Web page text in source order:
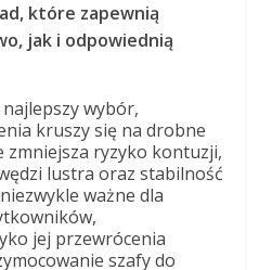
które zapewnią
jak i odpowiednią
wybór,
kruszy się na drobne
zmniejsza ryzyko kontuzji,
lustra oraz stabilność
ważne dla
jej przewrócenia
szafy do